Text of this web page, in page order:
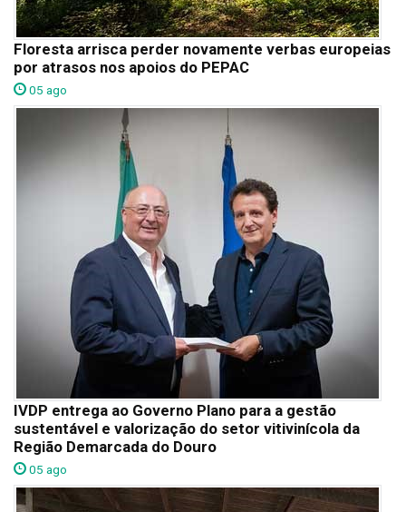
Floresta arrisca perder novamente verbas europeias
por atrasos nos apoios do PEPAC
05 ago
IVDP entrega ao Governo Plano para a gestão
sustentável e valorização do setor vitivinícola da
Região Demarcada do Douro
05 ago